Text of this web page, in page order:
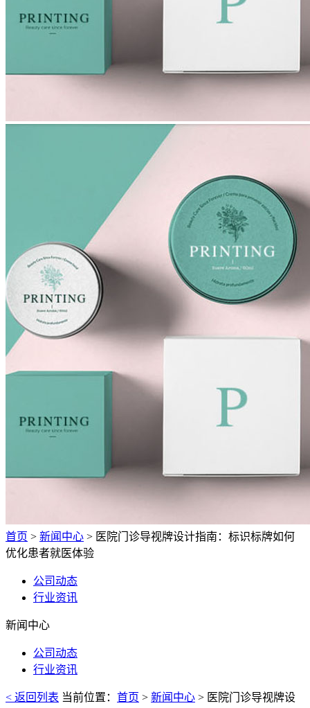
首页 > 新闻中心 > 医院门诊导视牌设计指南：标识标牌如何
优化患者就医体验
公司动态
行业资讯
新闻中心
公司动态
行业资讯
< 返回列表 当前位置： 首页 > 新闻中心 > 医院门诊导视牌设